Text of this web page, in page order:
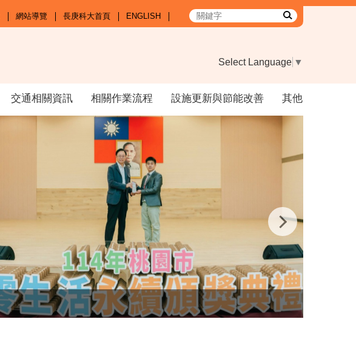
網站導覽 長庚科大首頁 ENGLISH
Select Language ▼
交通相關資訊 相關作業流程 設施更新與節能改善 其他